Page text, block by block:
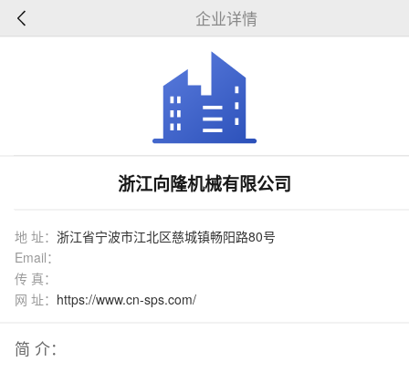
企业详情
浙江向隆机械有限公司
地 址： 浙江省宁波市江北区慈城镇畅阳路80号
Email：
传 真：
网 址： https://www.cn-sps.com/
简 介：